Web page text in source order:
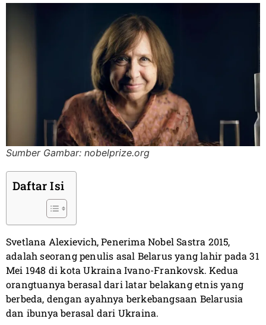
Sumber Gambar: nobelprize.org
Daftar Isi
Svetlana Alexievich, Penerima Nobel Sastra 2015,
adalah seorang penulis asal Belarus yang lahir pada 31
Mei 1948 di kota Ukraina Ivano-Frankovsk. Kedua
orangtuanya berasal dari latar belakang etnis yang
berbeda, dengan ayahnya berkebangsaan Belarusia
dan ibunya berasal dari Ukraina.